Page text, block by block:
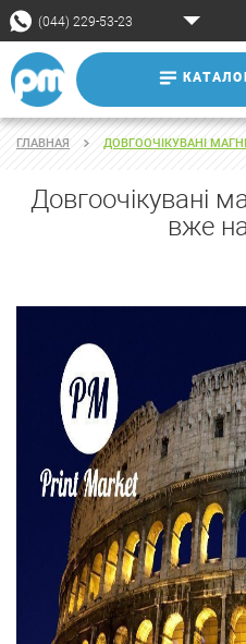
(044) 229-53-23
ГЛАВНАЯ ДОВГООЧІКУВАНІ
Довгоочікувані
вже